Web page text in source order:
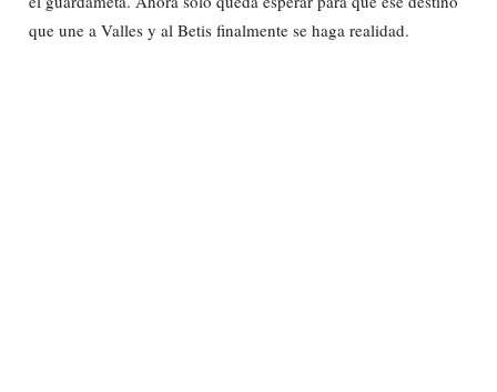
que une a Valles y al Betis finalmente se haga realidad.